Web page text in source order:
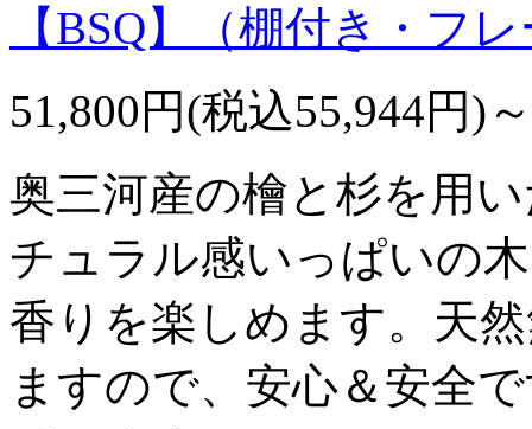
【BSQ】（棚付き・フ
51,800円(税込55,944円)～
奥三河産の檜と杉を用
チュラル感いっぱいの
香りを楽しめます。天
ますので、安心＆安全